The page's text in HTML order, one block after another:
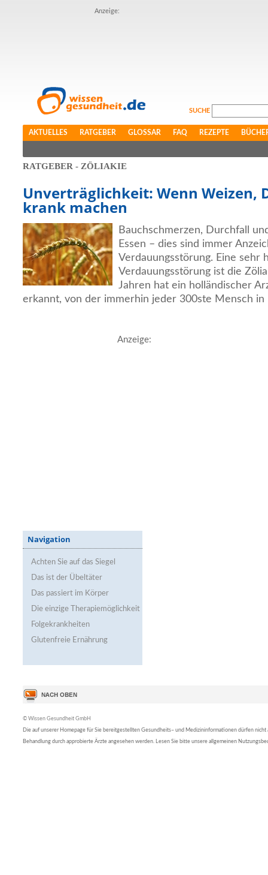
Anzeige:
SUCHE
AKTUELLES RATGEBER GLOSSAR FAQ REZEPTE
RATGEBER - ZÖLIAKIE
Unverträglichkeit: Wenn Weizen,
krank machen
Bauchschmerzen, Durchfall
Essen – dies sind immer
Verdauungsstörung. Eine sehr
Verdauungsstörung ist die
Jahren hat ein holländischer
erkannt, von der immerhin jeder 300ste Mensch
Anzeige:
Navigation
Achten Sie auf das Siegel
Das ist der Übeltäter
Das passiert im Körper
Die einzige Therapiemöglichkeit
Folgekrankheiten
Glutenfreie Ernährung
© Wissen Gesundheit GmbH
Die auf unserer Homepage für Sie bereitgestellten Gesundheits– und Medizininformationen dürfen nicht
Behandlung durch approbierte Ärzte angesehen werden. Lesen Sie bitte unsere allgemeinen